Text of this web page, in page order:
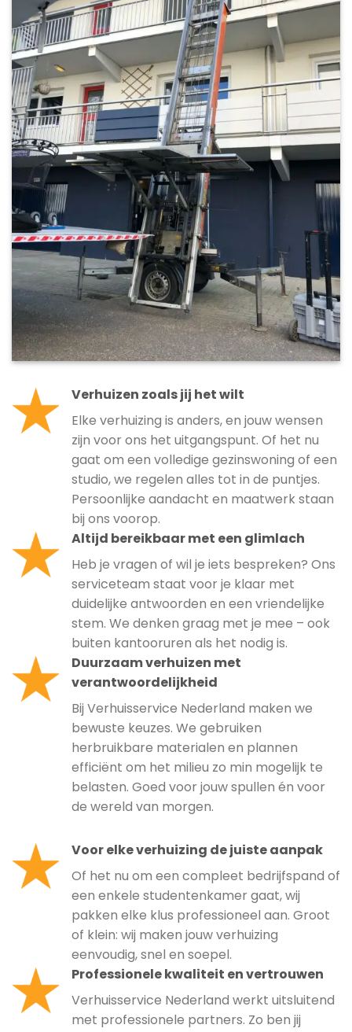
Verhuizen zoals jij het wilt
Elke verhuizing is anders, en jouw wensen
zijn voor ons het uitgangspunt. Of het nu
gaat om een volledige gezinswoning of een
studio, we regelen alles tot in de puntjes.
Persoonlijke aandacht en maatwerk staan
bij ons voorop.
Altijd bereikbaar met een glimlach
Heb je vragen of wil je iets bespreken? Ons
serviceteam staat voor je klaar met
duidelijke antwoorden en een vriendelijke
stem. We denken graag met je mee – ook
buiten kantooruren als het nodig is.
Duurzaam verhuizen met
verantwoordelijkheid
Bij Verhuisservice Nederland maken we
bewuste keuzes. We gebruiken
herbruikbare materialen en plannen
efficiënt om het milieu zo min mogelijk te
belasten. Goed voor jouw spullen én voor
de wereld van morgen.
Voor elke verhuizing de juiste aanpak
Of het nu om een compleet bedrijfspand of
een enkele studentenkamer gaat, wij
pakken elke klus professioneel aan. Groot
of klein: wij maken jouw verhuizing
eenvoudig, snel en soepel.
Professionele kwaliteit en vertrouwen
Verhuisservice Nederland werkt uitsluitend
met professionele partners. Zo ben jij